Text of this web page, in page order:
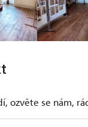
ozvěte se nám,